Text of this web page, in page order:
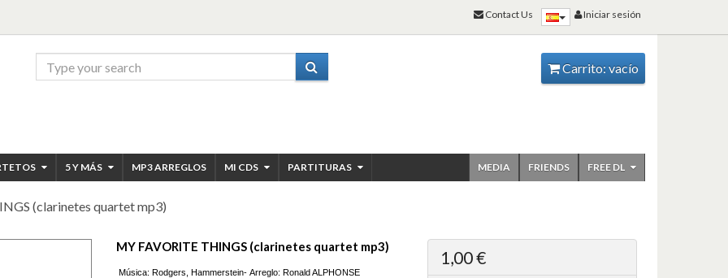
Carrito: vacío
5 Y MÁS MP3 ARREGLOS MI CDS PARTITURAS FREE DL
FRIENDS
MEDIA
(clarinetes quartet mp3)
MY FAVORITE THINGS (clarinetes quartet mp3)
Música: Rodgers, Hammerstein- Arreglo: Ronald ALPHONSE
1,00 €
Iniciar sesión
Contact Us